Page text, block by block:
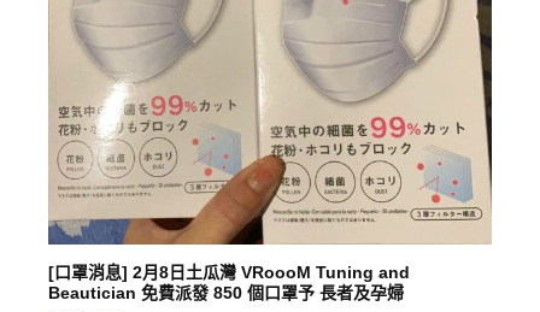
[口罩消息] 2月8日土瓜灣 VRoooM Tuning and
Beautician 免費派發 850 個口罩予 長者及孕婦